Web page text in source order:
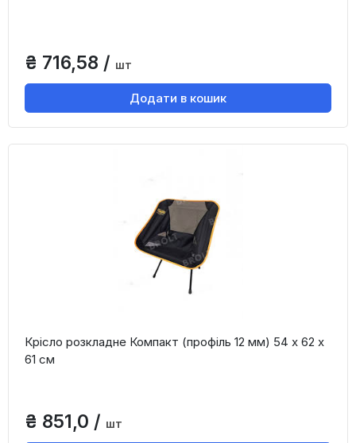
₴ 716,58 / шт
Додати в кошик
Крісло розкладне Компакт (профіль 12 мм) 54 х 62 х
61 см
₴ 851,0 / шт